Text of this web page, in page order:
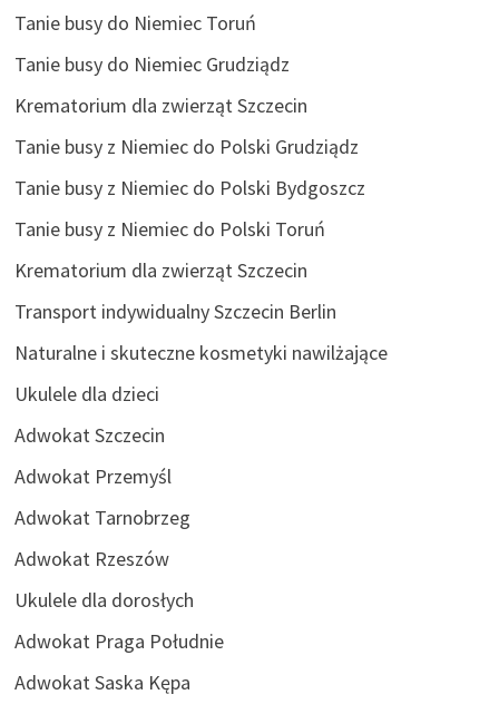
Tanie busy do Niemiec Toruń
Tanie busy do Niemiec Grudziądz
Krematorium dla zwierząt Szczecin
Tanie busy z Niemiec do Polski Grudziądz
Tanie busy z Niemiec do Polski Bydgoszcz
Tanie busy z Niemiec do Polski Toruń
Krematorium dla zwierząt Szczecin
Transport indywidualny Szczecin Berlin
Naturalne i skuteczne kosmetyki nawilżające
Ukulele dla dzieci
Adwokat Szczecin
Adwokat Przemyśl
Adwokat Tarnobrzeg
Adwokat Rzeszów
Ukulele dla dorosłych
Adwokat Praga Południe
Adwokat Saska Kępa